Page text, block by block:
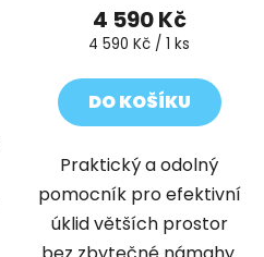
4 590 Kč
Měrná
4 590 Kč / 1 ks
DO KOŠÍKU
Praktický a odolný
pomocník pro efektivní
úklid větších prostor